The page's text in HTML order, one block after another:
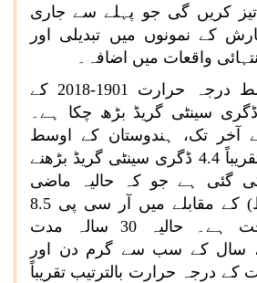
تیز کریں گی جو پہلے سے جاری
کے نمونوں میں تبدیلی اور
واقعات میں اضافہ۔
درجہ حرارت 1901
-
2018کے
ڈگری سینٹی گریڈ بڑھ چکا ہے۔
آخر تک، ہندوستان کے اوسط
4.4 ڈگری سینٹی گریڈ بڑھنے
گئی ہے جو کہ حالیہ ماضی
کے مقابلے میں آر سی پی 8.5
ہے۔ حالیہ 30سالہ مدت
سال کے سب سے گرم دن اور
درجہ حرارت بالترتیب تقریباً